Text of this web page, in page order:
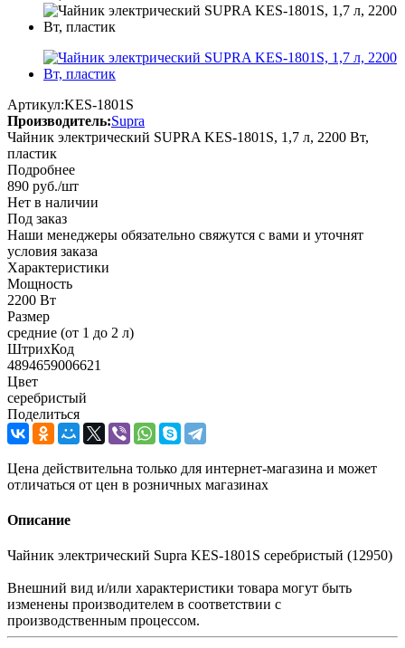
Артикул:KES-1801S
Производитель:Supra
Чайник электрический SUPRA KES-1801S, 1,7 л, 2200 Вт,
пластик
Подробнее
890 руб./шт
Нет в наличии
Под заказ
Наши менеджеры обязательно свяжутся с вами и уточнят
условия заказа
Характеристики
Мощность
2200 Вт
Размер
средние (от 1 до 2 л)
ШтрихКод
4894659006621
Цвет
серебристый
Поделиться
Цена действительна только для интернет-магазина и может
отличаться от цен в розничных магазинах
Описание
Чайник электрический Supra KES-1801S серебристый (12950)
Внешний вид и/или характеристики товара могут быть
изменены производителем в соответствии с
производственным процессом.